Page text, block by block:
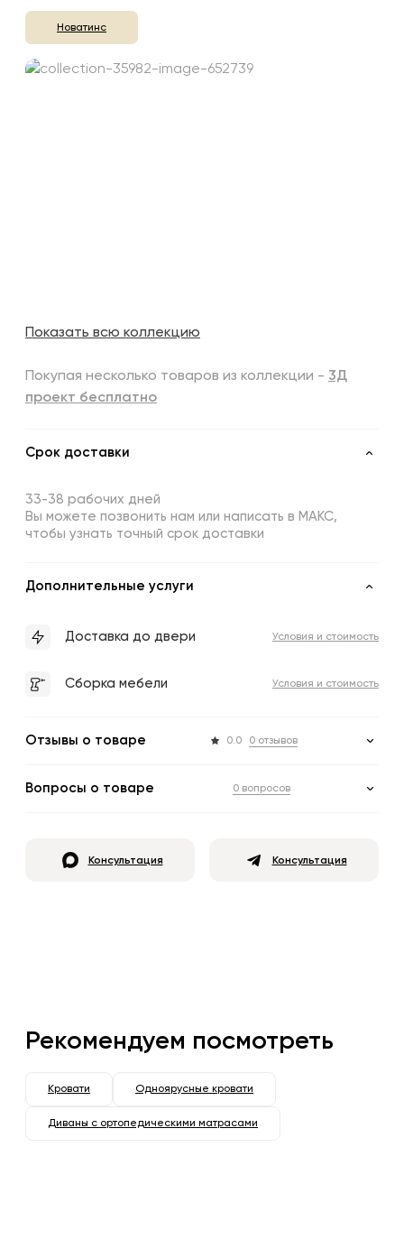
Новатинс
Показать всю коллекцию
Покупая несколько товаров из коллекции - 3Д
проект бесплатно
Срок доставки
33-38 рабочих дней
Вы можете позвонить нам или написать в МАКС,
чтобы узнать точный срок доставки
Дополнительные услуги
Доставка до двери Условия и стоимость
Сборка мебели Условия и стоимость
Отзывы о товаре 0.0 0 отзывов
Вопросы о товаре 0 вопросов
Консультация Консультация
Рекомендуем посмотреть
Кровати Одноярусные кровати
Диваны с ортопедическими матрасами